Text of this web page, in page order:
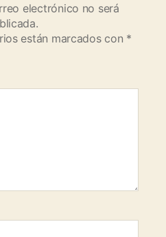
electrónico no será
están marcados con *